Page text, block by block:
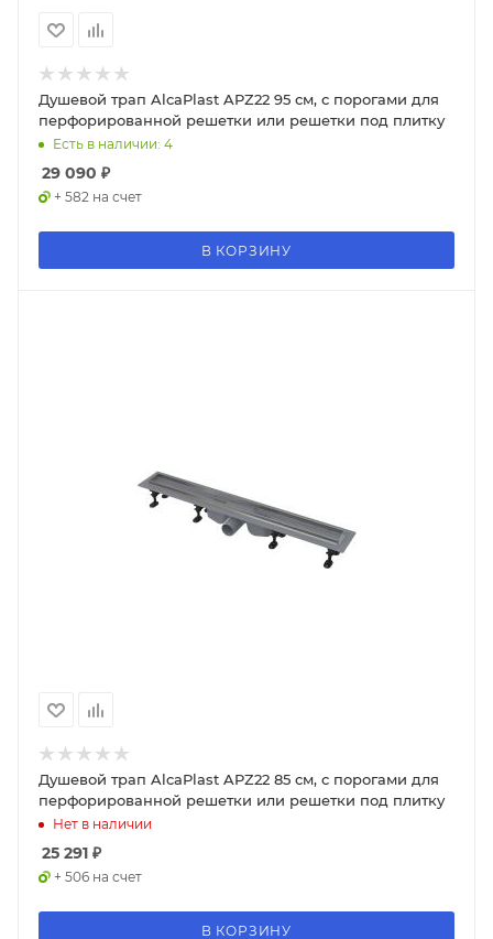
Душевой трап AlcaPlast APZ22 95 см, с порогами для
перфорированной решетки или решетки под плитку
Есть в наличии: 4
29 090 ₽
+ 582 на счет
В КОРЗИНУ
Душевой трап AlcaPlast APZ22 85 см, с порогами для
перфорированной решетки или решетки под плитку
Нет в наличии
25 291 ₽
+ 506 на счет
В КОРЗИНУ